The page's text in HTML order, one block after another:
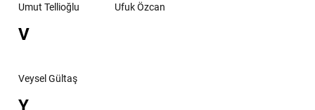
Umut Tellioğlu Ufuk Özcan
V
Veysel Gültaş
Y